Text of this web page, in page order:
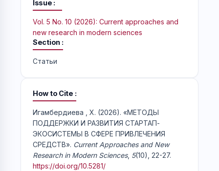
Issue
Vol. 5 No. 10 (2026): Current approaches and
new research in modern sciences
Section
Статьи
How to Cite
Игамбердиева , Х. (2026). «МЕТОДЫ
ПОДДЕРЖКИ И РАЗВИТИЯ СТАРТАП-
ЭКОСИСТЕМЫ В СФЕРЕ ПРИВЛЕЧЕНИЯ
СРЕДСТВ». Current Approaches and New
Research in Modern Sciences, 5(10), 22-27.
https://doi.org/10.5281/